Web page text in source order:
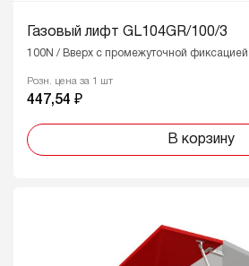
Газовый лифт GL104GR/100/3
100N / Вверх с промежуточной
Розн. цена за 1 шт
447,54 ₽
В корзину